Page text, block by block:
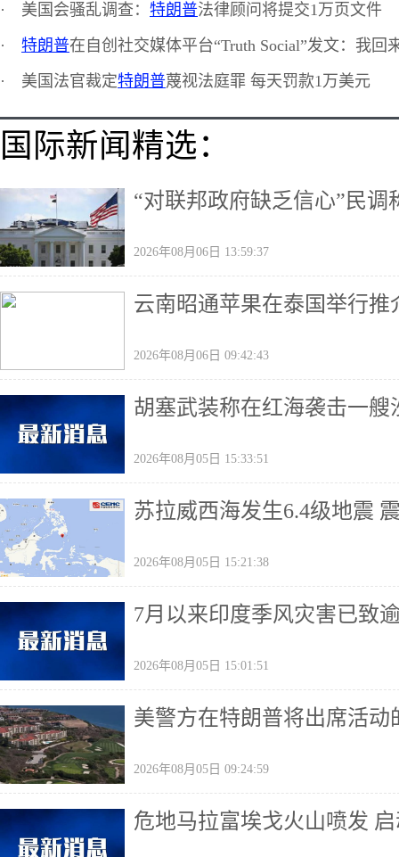
· 美国会骚乱调查： 特朗普法律顾问将提交1万页文件
· 特朗普在自创社交媒体平台“Truth Social”发文：我回
· 美国法官裁定特朗普蔑视法庭罪 每天罚款1万美元
国际新闻精选：
“对联邦政府缺乏信心”民
2026年08月06日 13:59:37
云南昭通苹果在泰国举行推
2026年08月06日 09:42:43
胡塞武装称在红海袭击一艘
2026年08月05日 15:33:51
苏拉威西海发生6.4级地震
2026年08月05日 15:21:38
7月以来印度季风灾害已致
2026年08月05日 15:01:51
美警方在特朗普将出席活
2026年08月05日 09:24:59
危地马拉富埃戈火山喷发